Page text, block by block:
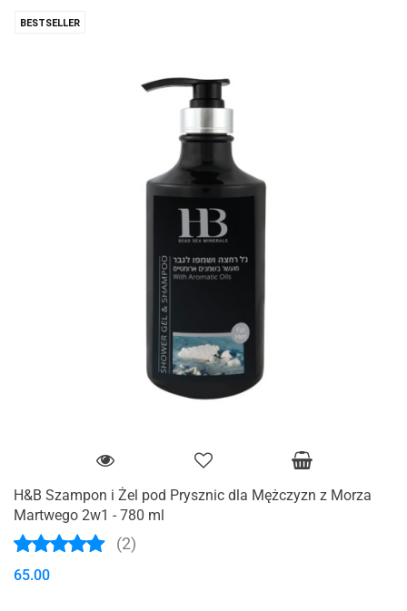
BESTSELLER
H&B Szampon i Żel pod Prysznic dla Mężczyzn z Morza
Martwego 2w1 - 780 ml
(2)
65.00